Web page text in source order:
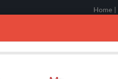
Home |